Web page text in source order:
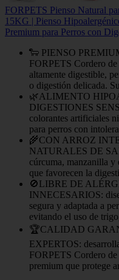
FORPETS Pienso Natural
15KG | Pienso
Premium para Perros con
🐑 PIENSO
FORPETS Cordero
altamente digestible,
o digestión delicada.
🌿ALIMENTO
DIGESTIONES
colorantes artificiales
para perros con
🌾CON ARROZ
NATURALES DE
cúrcuma, manzanilla y
que favorecen la
🚫LIBRE DE
INNECESARIOS:
segura y adaptada a
evitando el uso de
🏆CALIDAD
EXPERTOS:
FORPETS Cordero de
premium que protege